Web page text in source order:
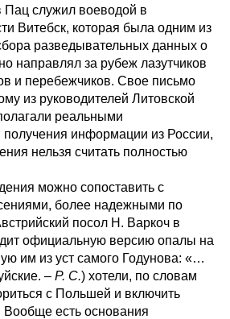
Пац служил воеводой в
Витебск, которая была одним из
разведывательных данных о
направлял за рубеж лазутчиков
и перебежчиков. Свое письмо
из руководителей Литовской
реальными
информации из России,
нельзя считать полностью
можно сопоставить с
более надежными по
посол Н. Варкоч в
официальную версию опалы на
им из уст самого Годунова: «…
– Р. С.) хотели, по словам
с Польшей и включить
Вообще есть основания